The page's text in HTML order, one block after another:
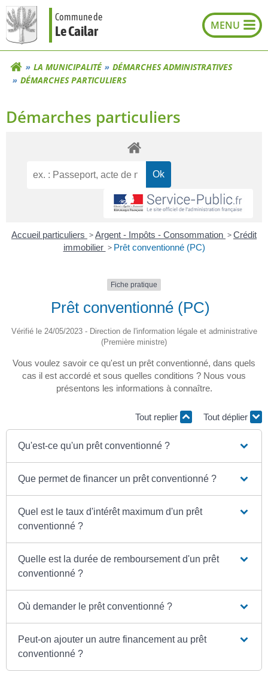
Aller
au
contenu
Commune de
Le Cailar
LA MUNICIPALITÉ
DÉMARCHES ADMINISTRATIVES
DÉMARCHES PARTICULIERS
Démarches particuliers
Accueil particuliers >Argent - Impôts - Consommation >Crédit
immobilier > Prêt conventionné (PC)
Fiche pratique
Prêt conventionné (PC)
Vérifié le 24/05/2023 - Direction de l'information légale et administrative
(Première ministre)
Vous voulez savoir ce qu'est un prêt conventionné, dans quels
cas il est accordé et sous quelles conditions ? Nous vous
présentons les informations à connaître.
Tout replier Tout déplier
Qu'est-ce qu'un prêt conventionné ?
Que permet de financer un prêt conventionné ?
Quel est le taux d'intérêt maximum d'un prêt
conventionné ?
Quelle est la durée de remboursement d'un prêt
conventionné ?
Où demander le prêt conventionné ?
Peut-on ajouter un autre financement au prêt
conventionné ?